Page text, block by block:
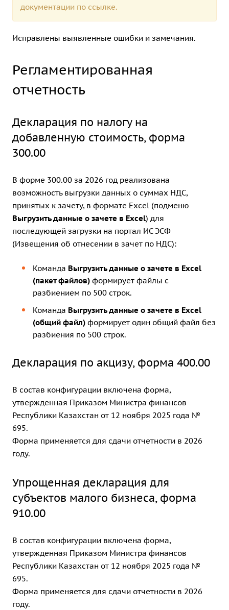
документации по ссылке.
Исправлены выявленные ошибки и замечания.
Регламентированная
отчетность
Декларация по налогу на
добавленную стоимость, форма
300.00
В форме 300.00 за 2026 год реализована
возможность выгрузки данных о суммах НДС,
принятых к зачету, в формате Excel (подменю
Выгрузить данные о зачете в Excel) для
последующей загрузки на портал ИС ЭСФ
(Извещения об отнесении в зачет по НДС):
Команда Выгрузить данные о зачете в Excel
(пакет файлов) формирует файлы с
разбиением по 500 строк.
Команда Выгрузить данные о зачете в Excel
(общий файл) формирует один общий файл без
разбиения по 500 строк.
Декларация по акцизу, форма 400.00
В состав конфигурации включена форма,
утвержденная Приказом Министра финансов
Республики Казахстан от 12 ноября 2025 года №
695.
Форма применяется для сдачи отчетности в 2026
году.
Упрощенная декларация для
субъектов малого бизнеса, форма
910.00
В состав конфигурации включена форма,
утвержденная Приказом Министра финансов
Республики Казахстан от 12 ноября 2025 года №
695.
Форма применяется для сдачи отчетности в 2026
году.